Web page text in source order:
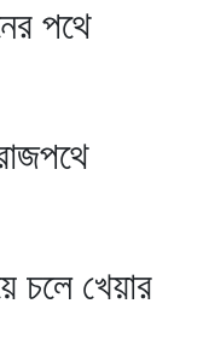
পথে
চলে খেয়ার